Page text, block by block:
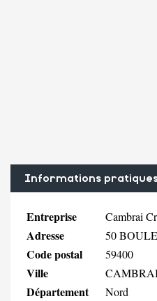
Informations
Entreprise Cambrai
Adresse 50
Code postal 59400
Ville
Département Nord